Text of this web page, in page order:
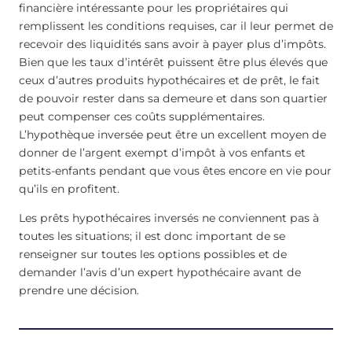
financière intéressante pour les propriétaires qui
remplissent les conditions requises, car il leur permet de
recevoir des liquidités sans avoir à payer plus d’impôts.
Bien que les taux d’intérêt puissent être plus élevés que
ceux d’autres produits hypothécaires et de prêt, le fait
de pouvoir rester dans sa demeure et dans son quartier
peut compenser ces coûts supplémentaires.
L’hypothèque inversée peut être un excellent moyen de
donner de l’argent exempt d’impôt à vos enfants et
petits-enfants pendant que vous êtes encore en vie pour
qu’ils en profitent.
Les prêts hypothécaires inversés ne conviennent pas à
toutes les situations; il est donc important de se
renseigner sur toutes les options possibles et de
demander l’avis d’un expert hypothécaire avant de
prendre une décision.